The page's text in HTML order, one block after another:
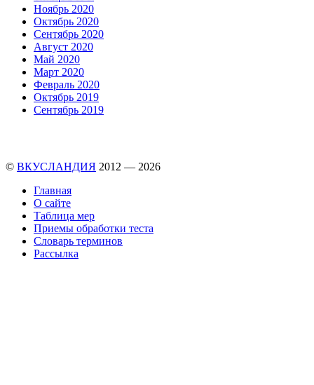
Ноябрь 2020
Октябрь 2020
Сентябрь 2020
Август 2020
Май 2020
Март 2020
Февраль 2020
Октябрь 2019
Сентябрь 2019
© ВКУСЛАНДИЯ 2012 — 2026
Главная
О сайте
Таблица мер
Приемы обработки теста
Словарь терминов
Рассылка